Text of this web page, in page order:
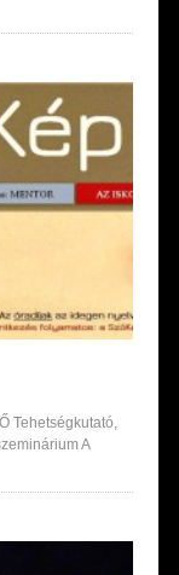
Tehetségkutató,
A